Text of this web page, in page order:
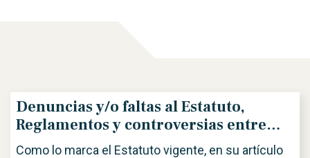
Denuncias y/o faltas al Estatuto,
Reglamentos y controversias entre
agremiados
Como lo marca el Estatuto vigente, en su artículo